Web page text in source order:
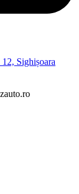
Sighișoara